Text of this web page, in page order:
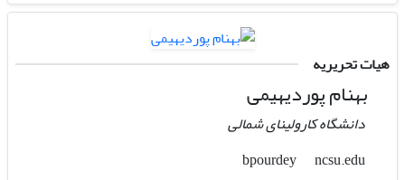
هیات تحریریه
بهنام پوردیهیمی
دانشگاه کارولینای شمالی
ncsu.edu